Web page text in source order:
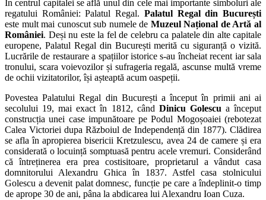
În centrul capitalei se află unul din cele mai importante simboluri ale
regatului României: Palatul Regal. Palatul Regal din București
este mult mai cunoscut sub numele de Muzeul Național de Artă al
României. Deși nu este la fel de celebru ca palatele din alte capitale
europene, Palatul Regal din București merită cu siguranță o vizită.
Lucrările de restaurare a spațiilor istorice s-au încheiat recent iar sala
tronului, scara voievozilor și sufrageria regală, ascunse multă vreme
de ochii vizitatorilor, își așteaptă acum oaspeții.
Povestea Palatului Regal din București a început în primii ani ai
secolului 19, mai exact în 1812, când Dinicu Golescu a început
construcția unei case impunătoare pe Podul Mogoșoaiei (rebotezat
Calea Victoriei dupa Războiul de Independență din 1877). Clădirea
se afla în apropierea bisericii Kretzulescu, avea 24 de camere și era
considerată o locuință somptuasă pentru acele vremuri. Considerând
că întreținerea era prea costisitoare, proprietarul a vândut casa
domnitorului Alexandru Ghica în 1837. Astfel casa stolnicului
Golescu a devenit palat domnesc, funcție pe care a îndeplinit-o timp
de aprope 30 de ani, pâna la abdicarea lui Alexandru Ioan Cuza.